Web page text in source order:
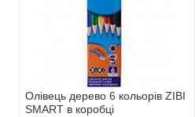
Олівець дерево 6 кольорів ZIBI
SMART в коробці